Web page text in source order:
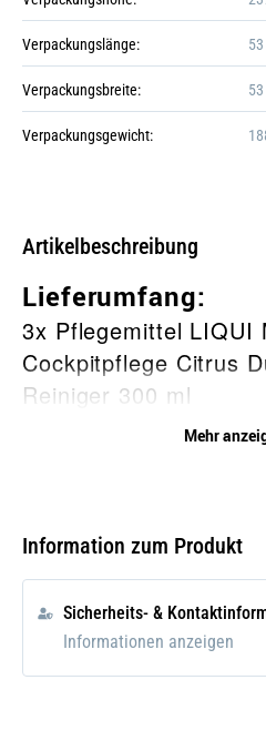
+6
Verpackungslänge:
Verpackungsbreite:
Verpackungsgewicht:
Artikelbeschreibung
Lieferumfang:
3x Pflegemittel LIQUI
Cockpitpflege Citrus
Reiniger 300 ml
Pflegemittel auf
breiten Einsatz im
Mehr
Information zum Produkt
Sicherheits- &
Informationen anzeigen